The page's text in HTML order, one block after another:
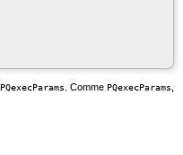
PQexecParams . Comme PQexecParams